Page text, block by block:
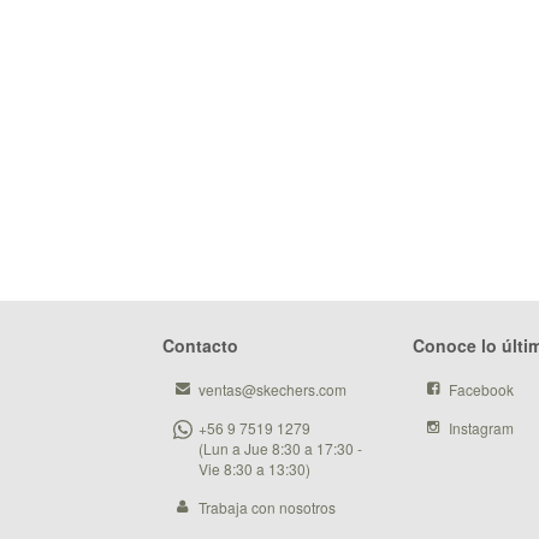
Contacto
ventas@skechers.com
+56 9 7519 1279
(Lun a Jue 8:30 a 17:30 -
Vie 8:30 a 13:30)
Trabaja con nosotros
Conoce lo
Facebook
Instagram